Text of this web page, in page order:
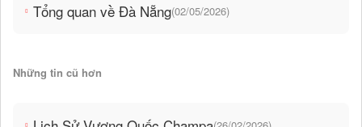
Tổng quan về Đà Nẵng(02/05/2026)
Những tin cũ hơn